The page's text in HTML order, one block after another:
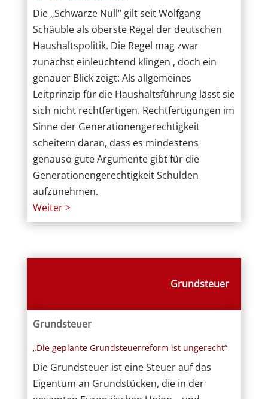
Die „Schwarze Null“ gilt seit Wolfgang
Schäuble als oberste Regel der deutschen
Haushaltspolitik. Die Regel mag zwar
zunächst einleuchtend klingen , doch ein
genauer Blick zeigt: Als allgemeines
Leitprinzip für die Haushaltsführung lässt sie
sich nicht rechtfertigen. Rechtfertigungen im
Sinne der Generationengerechtigkeit
scheitern daran, dass es mindestens
genauso gute Argumente gibt für die
Generationengerechtigkeit Schulden
aufzunehmen.
Weiter >
Grundsteuer
Grundsteuer
„Die geplante Grundsteuerreform ist ungerecht“
Die Grundsteuer ist eine Steuer auf das
Eigentum an Grundstücken, die in der